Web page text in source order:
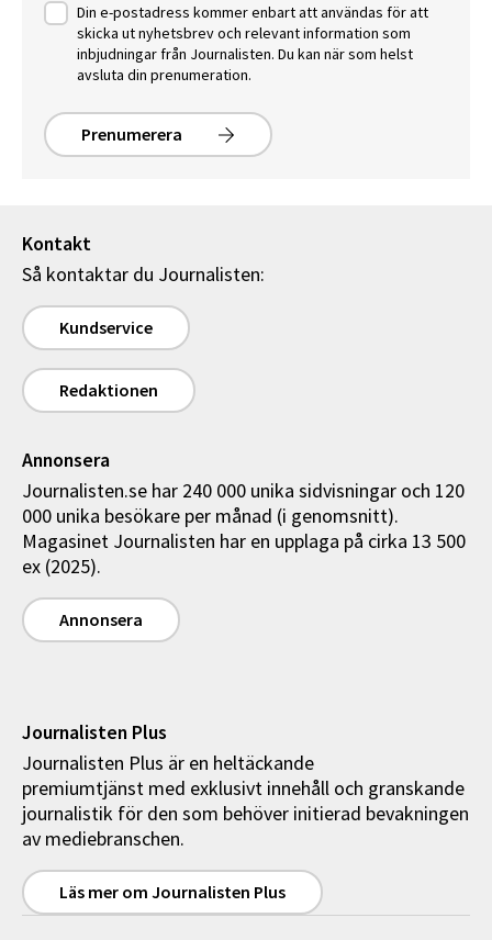
Din e-postadress kommer enbart att användas för att
skicka ut nyhetsbrev och relevant information som
inbjudningar från Journalisten. Du kan när som helst
avsluta din prenumeration.
Prenumerera
Kontakt
Så kontaktar du Journalisten:
Kundservice
Redaktionen
Annonsera
Journalisten.se har 240 000 unika sidvisningar och 120
000 unika besökare per månad (i genomsnitt).
Magasinet Journalisten har en upplaga på cirka 13 500
ex (2025).
Annonsera
Journalisten Plus
Journalisten Plus är en heltäckande
premiumtjänst med exklusivt innehåll och granskande
journalistik för den som behöver initierad bevakningen
av mediebranschen.
Läs mer om Journalisten Plus